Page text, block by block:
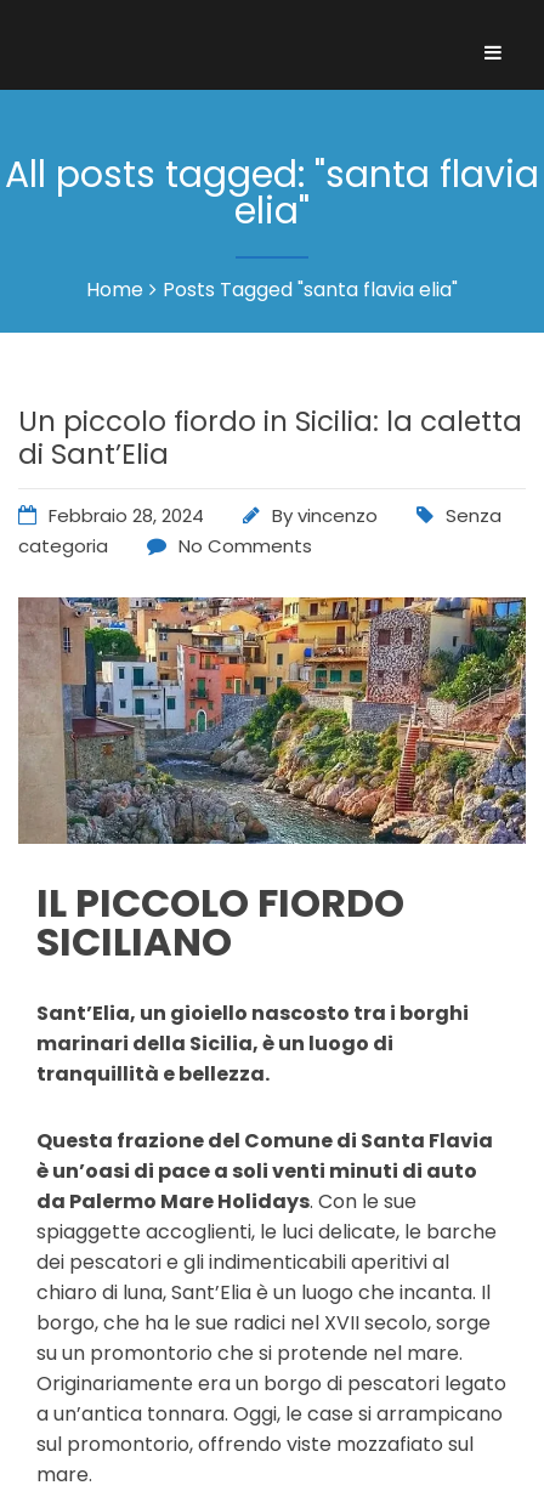
All posts tagged: "santa flavia
elia"
Home Posts Tagged "santa flavia elia"
Un piccolo fiordo in Sicilia: la caletta
di Sant’Elia
Febbraio 28, 2024 Byvincenzo
Senza
categoria
No Comments
IL PICCOLO FIORDO
SICILIANO
Sant’Elia, un gioiello nascosto tra i borghi
marinari della Sicilia, è un luogo di
tranquillità e bellezza.
Questa frazione del Comune di Santa Flavia
è un’oasi di pace a soli venti minuti di auto
da Palermo Mare Holidays. Con le sue
spiaggette accoglienti, le luci delicate, le barche
dei pescatori e gli indimenticabili aperitivi al
chiaro di luna, Sant’Elia è un luogo che incanta. Il
borgo, che ha le sue radici nel XVII secolo, sorge
su un promontorio che si protende nel mare.
Originariamente era un borgo di pescatori legato
a un’antica tonnara. Oggi, le case si arrampicano
sul promontorio, offrendo viste mozzafiato sul
mare.